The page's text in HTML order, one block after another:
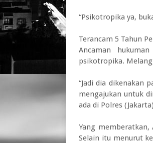
“Psikotropika ya,
Terancam 5 Tahun
Ancaman
psikotropika.
“Jadi dia dikenakan
mengajukan untuk
ada di Polres
Yang
Selain itu menurut